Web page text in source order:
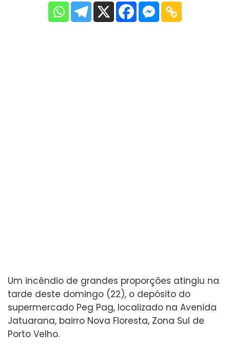
Um incêndio de grandes proporções atingiu na
tarde deste domingo (22), o depósito do
supermercado Peg Pag, localizado na Avenida
Jatuarana, bairro Nova Floresta, Zona Sul de
Porto Velho.